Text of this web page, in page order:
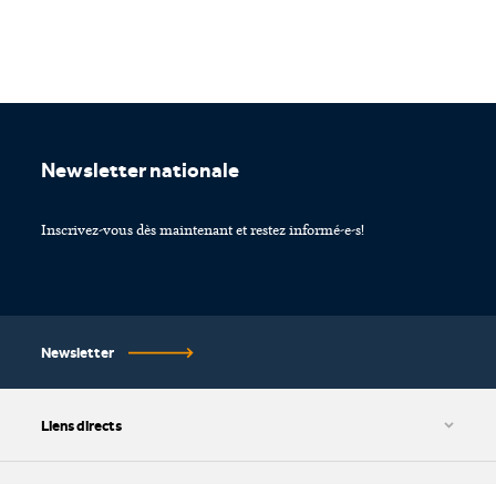
Liens directs
Newsletter nationale
Inscrivez-vous dès maintenant et restez informé-e-s!
Newsletter